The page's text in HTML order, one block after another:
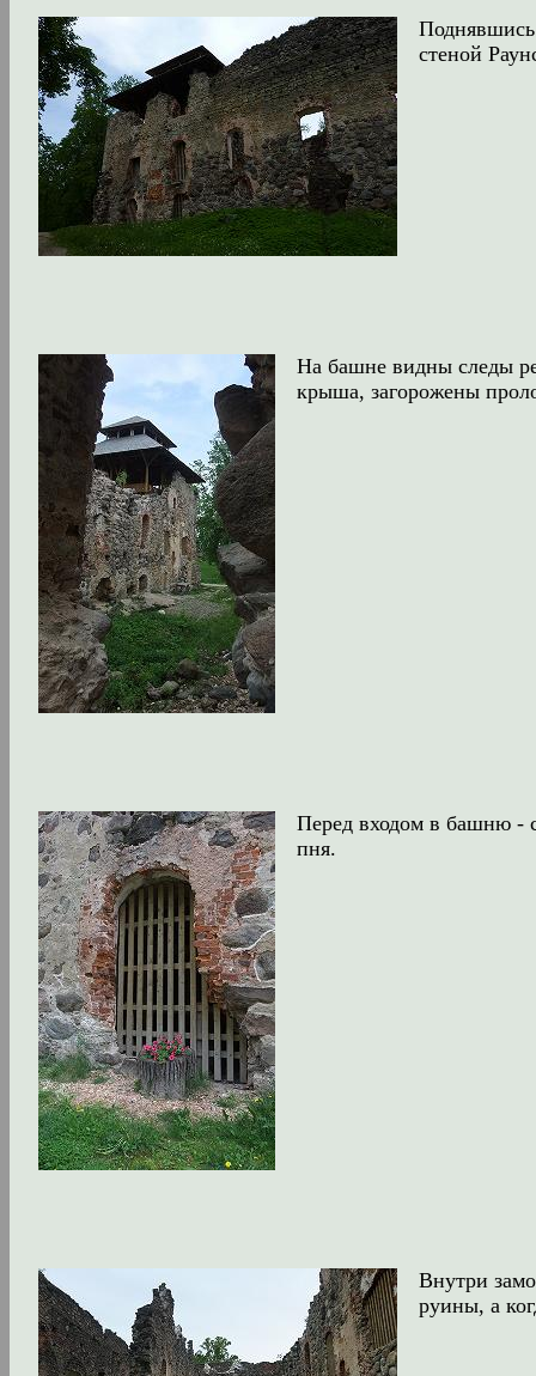
стеной
На башне видны следы
крыша, загорожены
Перед входом в башню -
пня.
Внутри
руины, а